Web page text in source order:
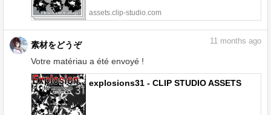
assets.clip-studio.com
素材をどうぞ
Votre matériau a été envoyé !
11 months ago
explosions31 - CLIP STUDIO ASSETS